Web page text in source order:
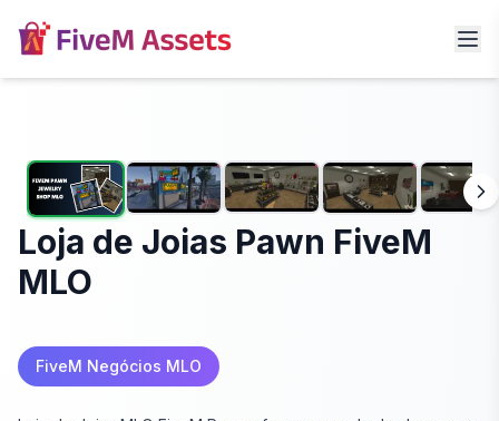
Loja de Joias Pawn FiveM
MLO
FiveM Negócios MLO